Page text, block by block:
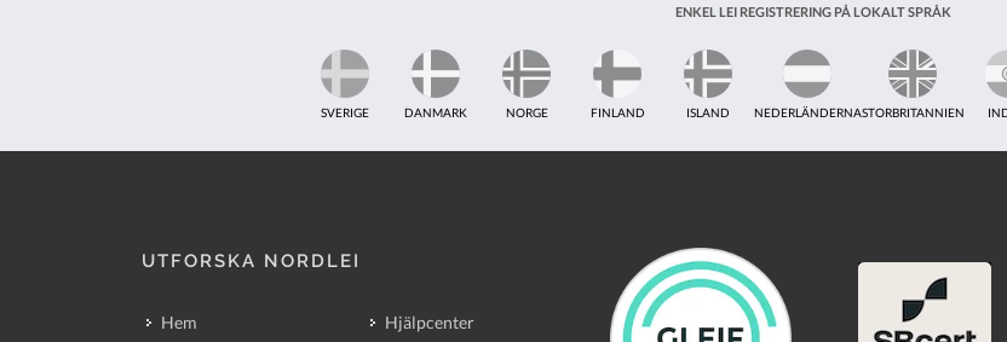
ENKEL LEI REGISTRERING PÅ LOKALT SPRÅK
SVERIGE DANMARK NORGE FINLAND ISLAND NEDERLÄNDERNASTORBRITANNIEN
UTFORSKA NORDLEI
Hem Hjälpcenter